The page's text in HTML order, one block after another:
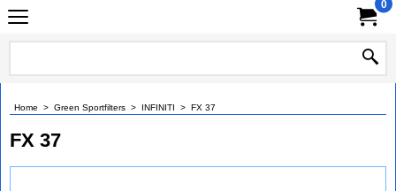
0
Home > Green Sportfilters > INFINITI > FX 37
FX 37